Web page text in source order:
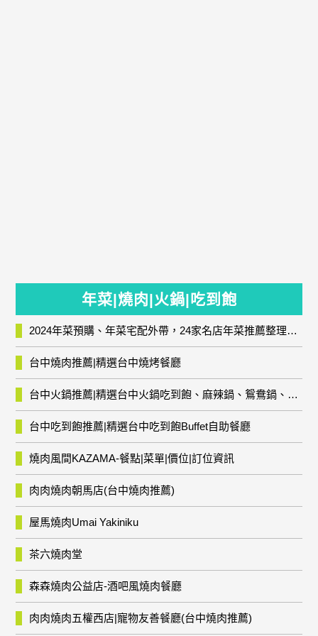
年菜|燒肉|火鍋|吃到飽
2024年菜預購、年菜宅配外帶，24家名店年菜推薦整理，圍爐輕鬆上菜團圓趣
台中燒肉推薦|精選台中燒烤餐廳
台中火鍋推薦|精選台中火鍋吃到飽、麻辣鍋、鴛鴦鍋、石頭火鍋、酸菜白肉鍋、海鮮鍋、燒酒雞、麻油雞、壽喜燒等熱門人氣火鍋店!
台中吃到飽推薦|精選台中吃到飽Buffet自助餐廳
燒肉風間KAZAMA-餐點|菜單|價位|訂位資訊
肉肉燒肉朝馬店(台中燒肉推薦)
屋馬燒肉Umai Yakiniku
茶六燒肉堂
森森燒肉公益店-酒吧風燒肉餐廳
肉肉燒肉五權西店|寵物友善餐廳(台中燒肉推薦)